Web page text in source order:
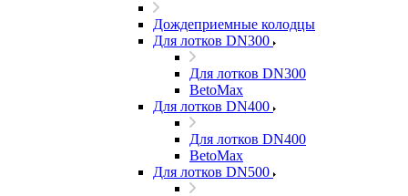
Дождеприемные колодцы
Для лотков DN300
Для лотков DN300
BetoMax
Для лотков DN400
Для лотков DN400
BetoMax
Для лотков DN500